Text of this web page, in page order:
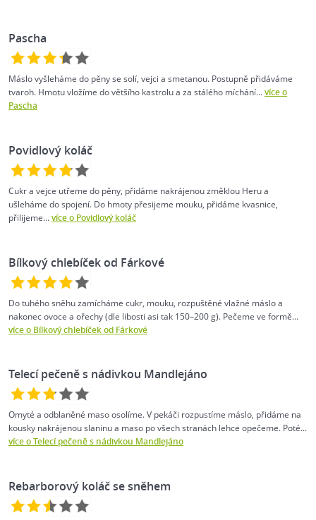
Pascha
Máslo vyšleháme do pěny se solí, vejci a smetanou. Postupně přidáváme
tvaroh. Hmotu vložíme do většího kastrolu a za stálého míchání...více o
Pascha
Povidlový koláč
Cukr a vejce utřeme do pěny, přidáme nakrájenou změklou Heru a
ušleháme do spojení. Do hmoty přesijeme mouku, přidáme kvasnice,
přilijeme...více o Povidlový koláč
Bílkový chlebíček od Fárkové
Do tuhého sněhu zamícháme cukr, mouku, rozpuštěné vlažné máslo a
nakonec ovoce a ořechy (dle libosti asi tak 150–200 g). Pečeme ve formě...
více o Bílkový chlebíček od Fárkové
Telecí pečeně s nádivkou Mandlejáno
Omyté a odblaněné maso osolíme. V pekáči rozpustíme máslo, přidáme na
kousky nakrájenou slaninu a maso po všech stranách lehce opečeme. Poté...
více o Telecí pečeně s nádivkou Mandlejáno
Rebarborový koláč se sněhem